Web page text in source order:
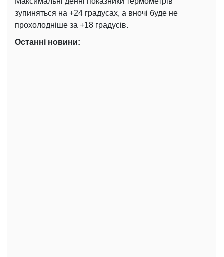
зупиняться на +24 градусах, а вночі буде не
прохолодніше за +18 градусів.
Останні новини: